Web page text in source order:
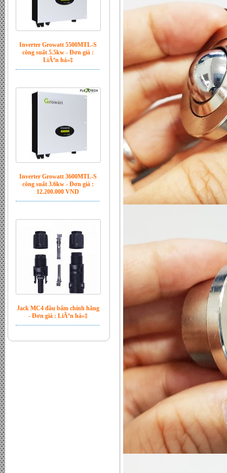
Inverter Growatt 5500MTL-S
công suất 5.5kw - Đơn giá :
LiÃªn há»‡
Inverter Growatt 3600MTL-S
công suất 3.6kw - Đơn giá :
12.200.000 VND
Jack MC4 đầu bấm chính hãng
- Đơn giá : LiÃªn há»‡